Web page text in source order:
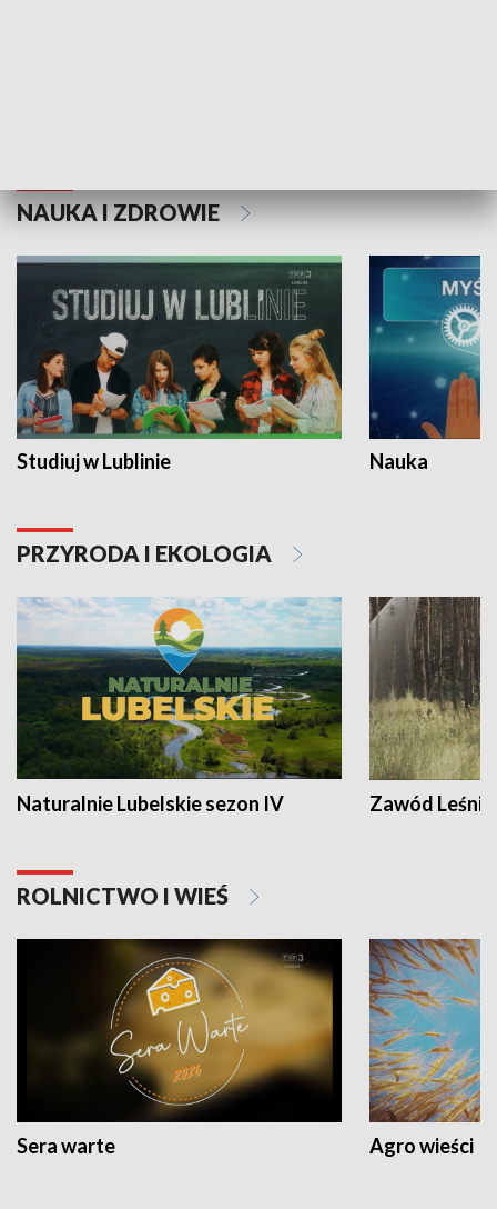
NAUKA I ZDROWIE
Studiuj w Lublinie Nauka
PRZYRODA I EKOLOGIA
Naturalnie Lubelskie sezon IV Zawód Leśnik
ROLNICTWO I WIEŚ
Sera warte Agro wieści